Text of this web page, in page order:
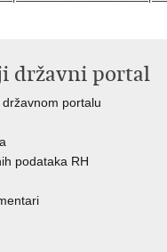
državni portal
portalu
podataka RH